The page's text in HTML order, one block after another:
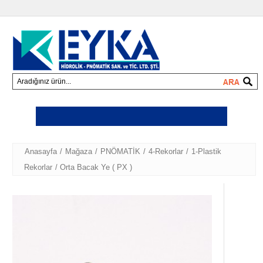
Anasayfa / Mağaza / PNÖMATİK / 4-Rekorlar / 1-Plastik
Rekorlar / Orta Bacak Ye ( PX )